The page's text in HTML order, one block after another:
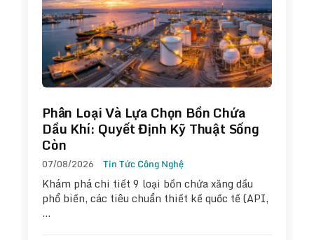
Phân Loại Và Lựa Chọn Bồn Chứa
Dầu Khí: Quyết Định Kỹ Thuật Sống
Còn
07/08/2026 Tin Tức Công Nghệ
Khám phá chi tiết 9 loại bồn chứa xăng dầu
phổ biến, các tiêu chuẩn thiết kế quốc tế (API,
…